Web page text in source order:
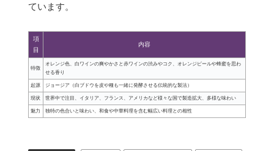
ています。
項
目
内容
特徴
オレンジ色、白ワインの爽やかさと赤ワインの渋みやコク、オレンジピールや蜂蜜を思わ
せる香り
起源 ジョージア（白ブドウを皮や種も一緒に発酵させる伝統的な製法）
現状 世界中で注目、イタリア、フランス、アメリカなど様々な国で製造拡大、多様な味わい
魅力 独特の色合いと味わい、和食や中華料理を含む幅広い料理との相性